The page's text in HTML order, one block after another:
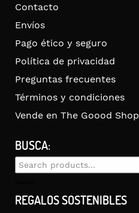
Contacto
Envíos
Pago ético y seguro
Política de privacidad
Preguntas frecuentes
Términos y condiciones
Vende en The Goood Shop
BUSCA:
Search
REGALOS SOSTENIBLES